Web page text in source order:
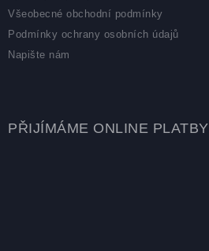
Všeobecné obchodní podmínky
Podmínky ochrany osobních údajů
Napište nám
PŘIJÍMÁME ONLINE PLATBY